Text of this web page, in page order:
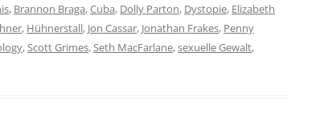
, Brannon Braga,Cuba, Dolly Parton, Dystopie, Elizabeth
, Hühnerstall, Jon Cassar, Jonathan Frakes, Penny
, Scott Grimes, Seth MacFarlane,sexuelle Gewalt,